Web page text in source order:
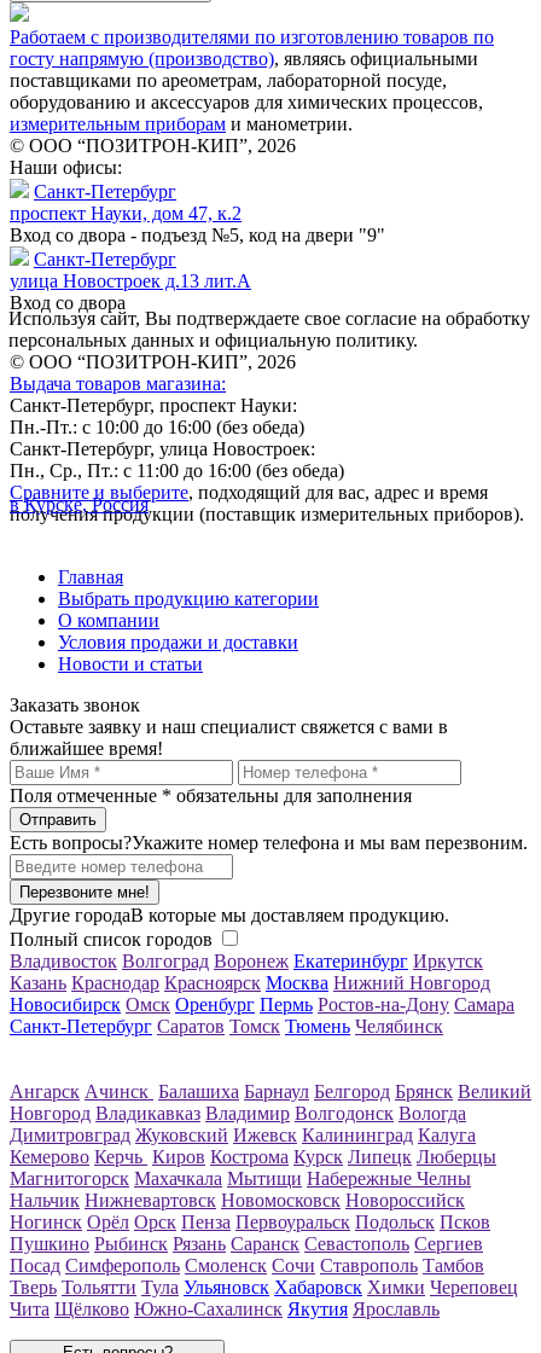
Работаем с производителями по изготовлению товаров по
госту напрямую (производство), являясь официальными
поставщиками по ареометрам, лабораторной посуде,
оборудованию и аксессуаров для химических процессов,
измерительным приборам и манометрии.
© ООО “ПОЗИТРОН-КИП”, 2026
Наши офисы:
Санкт-Петербург
проспект Науки, дом 47, к.2
Вход со двора - подъезд №5, код на двери "9"
Санкт-Петербург
улица Новостроек д.13 лит.А
Вход со двора
Используя сайт, Вы подтверждаете свое согласие на обработку
персональных данных и официальную политику.
© ООО “ПОЗИТРОН-КИП”, 2026
Выдача товаров магазина:
Санкт-Петербург, проспект Науки:
Пн.-Пт.: с 10:00 до 16:00 (без обеда)
Санкт-Петербург, улица Новостроек:
Пн., Ср., Пт.: с 11:00 до 16:00 (без обеда)
Сравните и выберите, подходящий для вас, адрес и время
получения продукции (поставщик измерительных приборов).
в Курске, Россия
Главная
Выбрать продукцию категории
О компании
Условия продажи и доставки
Новости и статьи
Заказать звонок
Оставьте заявку и наш специалист свяжется с вами в
ближайшее время!
Поля отмеченные * обязательны для заполнения
Есть вопросы?Укажите номер телефона и мы вам перезвоним.
Перезвоните мне!
Другие городаВ которые мы доставляем продукцию.
Полный список городов
Владивосток Волгоград Воронеж Екатеринбург Иркутск
Казань Краснодар Красноярск Москва Нижний Новгород
Новосибирск Омск Оренбург Пермь Ростов-на-Дону Самара
Санкт-Петербург Саратов Томск Тюмень Челябинск
Ангарск Ачинск Балашиха Барнаул Белгород Брянск Великий
Новгород Владикавказ Владимир Волгодонск Вологда
Димитровград Жуковский Ижевск Калининград Калуга
Кемерово Керчь Киров Кострома Курск Липецк Люберцы
Магнитогорск Махачкала Мытищи Набережные Челны
Нальчик Нижневартовск Новомосковск Новороссийск
Ногинск Орёл Орск Пенза Первоуральск Подольск Псков
Пушкино Рыбинск Рязань Саранск Севастополь Сергиев
Посад Симферополь Смоленск Сочи Ставрополь Тамбов
Тверь Тольятти Тула Ульяновск Хабаровск Химки Череповец
Чита Щёлково Южно-Сахалинск Якутия Ярославль